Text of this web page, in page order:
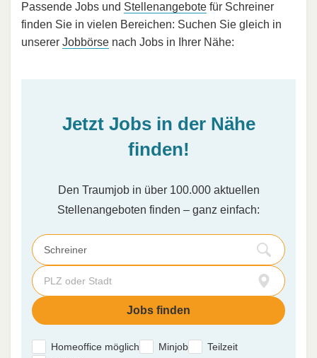
Passende Jobs und Stellenangebote für Schreiner
finden Sie in vielen Bereichen: Suchen Sie gleich in
unserer Jobbörse nach Jobs in Ihrer Nähe:
Jetzt Jobs in der Nähe
finden!
Den Traumjob in über 100.000 aktuellen
Stellenangeboten finden – ganz einfach:
Homeoffice möglich Minjob
Teilzeit